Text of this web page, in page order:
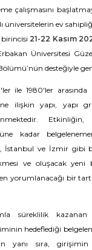
çalışmasını
üniversitelerin ev
birincisi 21-22 Kasım
Üniversitesi
desteğiyle
ile 1980′ler
ilişkin yapı, yapı
kadar
İstanbul ve İzmir gibi
ve oluşacak yeni
yorumlanacağı bir
süreklilik kazanan
hedeflediği
yanı sıra,